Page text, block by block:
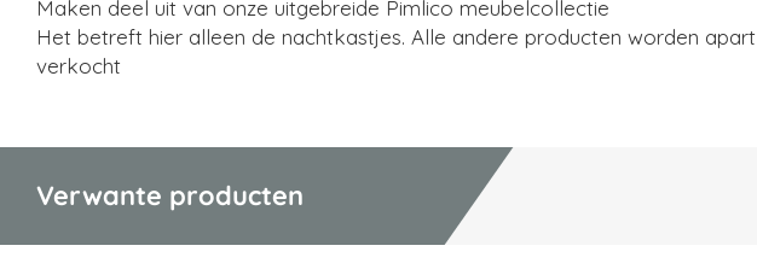
Maken deel uit van onze uitgebreide Pimlico meubelcollectie
Het betreft hier alleen de nachtkastjes. Alle andere producten worden apart
verkocht
Verwante producten